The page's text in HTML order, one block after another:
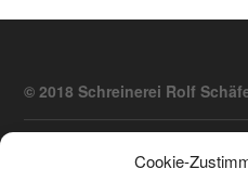
Cookie-
© 2018 Schreinerei Rolf